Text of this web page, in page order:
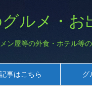
ルメ・
ン屋等の外食・ホテル等
事はこちら グ